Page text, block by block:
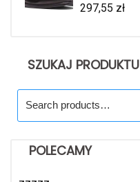
297,55 zł
SZUKAJ PRODUKTU
for:
POLECAMY